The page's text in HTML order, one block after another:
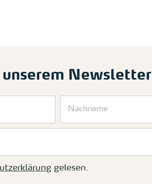
Newsletter
gelesen.